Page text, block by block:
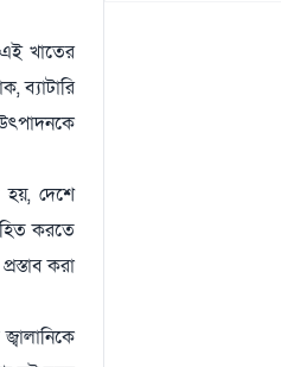
খাতের
ব্যাটারি
হয়, দেশে
করতে
করা